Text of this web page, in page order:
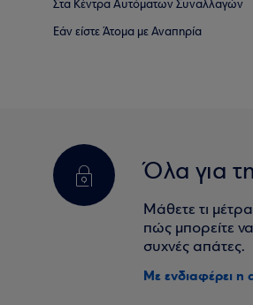
Στα Κέντρα Αυτόματων Συναλλαγών
Εάν είστε Άτομα με Αναπηρία
Όλα για
Μάθετε τι
πώς μπορείτε να
συχνές απάτες.
Με ενδιαφέρει η